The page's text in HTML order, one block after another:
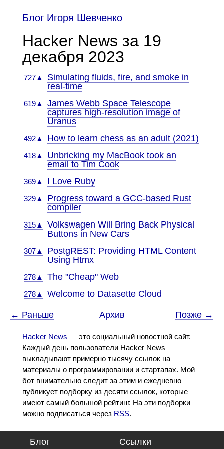
Блог Игоря Шевченко
Hacker News за 19
декабря 2023
727▲
Simulating fluids, fire, and smoke in
real-time
619▲
James Webb Space Telescope
captures high-resolution image of
Uranus
492▲ How to learn chess as an adult (2021)
418▲
Unbricking my MacBook took an
email to Tim Cook
369▲ I Love Ruby
329▲
Progress toward a GCC-based Rust
compiler
315▲
Volkswagen Will Bring Back Physical
Buttons in New Cars
307▲
PostgREST: Providing HTML Content
Using Htmx
278▲ The "Cheap" Web
278▲ Welcome to Datasette Cloud
← Раньше Архив Позже →
Hacker News — это социальный новостной сайт.
Каждый день пользователи Hacker News
выкладывают примерно тысячу ссылок на
материалы о программировании и стартапах. Мой
бот внимательно следит за этим и ежедневно
публикует подборку из десяти ссылок, которые
имеют самый большой рейтинг. На эти подборки
можно подписаться через RSS.
Блог Ссылки